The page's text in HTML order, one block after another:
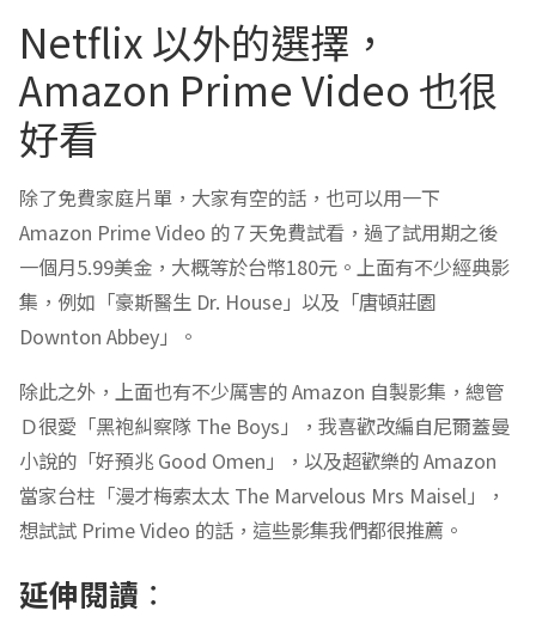
Netflix 以外的選擇，
Amazon Prime Video 也很
好看
除了免費家庭片單，大家有空的話，也可以用一下
Amazon Prime Video 的７天免費試看，過了試用期之後
一個月5.99美金，大概等於台幣180元。上面有不少經典影
集，例如「豪斯醫生 Dr. House」以及「唐頓莊園
Downton Abbey」。
除此之外，上面也有不少厲害的 Amazon 自製影集，總管
Ｄ很愛「黑袍糾察隊 The Boys」，我喜歡改編自尼爾蓋曼
小說的「好預兆 Good Omen」，以及超歡樂的 Amazon
當家台柱「漫才梅索太太 The Marvelous Mrs Maisel」，
想試試 Prime Video 的話，這些影集我們都很推薦。
延伸閱讀 ：